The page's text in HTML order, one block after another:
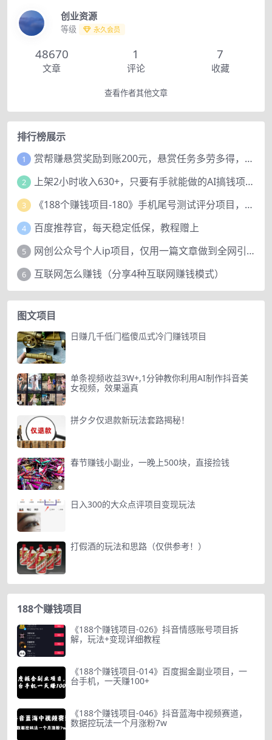
创业资源
等级 永久会员
48670
文章
1
评论
7
收藏
查看作者其他文章
排行榜展示
1 赏帮赚悬赏奖励到账200元，悬赏任务多劳多得，人人可做。
2 上架2小时收入630+，只要有手就能做的AI搞钱项目，奶奶看完都能学会!
3 《188个赚钱项目-180》手机尾号测试评分项目，短视频直播日赚200+
4 百度推荐官，每天稳定低保，教程赠上
5 网创公众号个人ip项目，仅用一篇文章做到全网引流！
6 互联网怎么赚钱（分享4种互联网赚钱模式）
图文项目
日赚几千低门槛傻瓜式冷门赚钱项目
单条视频收益3W+,1分钟教你利用AI制作抖音美
女视频，效果逼真
拼夕夕仅退款新玩法套路揭秘！
春节赚钱小副业，一晚上500块，直接捡钱
日入300的大众点评项目变现玩法
打假酒的玩法和思路（仅供参考！）
188个赚钱项目
《188个赚钱项目-026》抖音情感账号项目拆
解，玩法+变现详细教程
《188个赚钱项目-014》百度掘金副业项目，一
台手机，一天赚100+
《188个赚钱项目-046》抖音蓝海中视频赛道，
数据控玩法一个月涨粉7w